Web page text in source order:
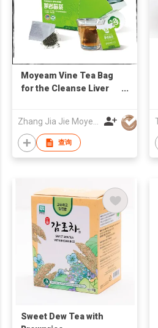
Moyeam Vine Tea Bag
for the Cleanse Liver
Zhang Jia Jie Moyeam Co., Ltd.
查询
Sweet Dew Tea with